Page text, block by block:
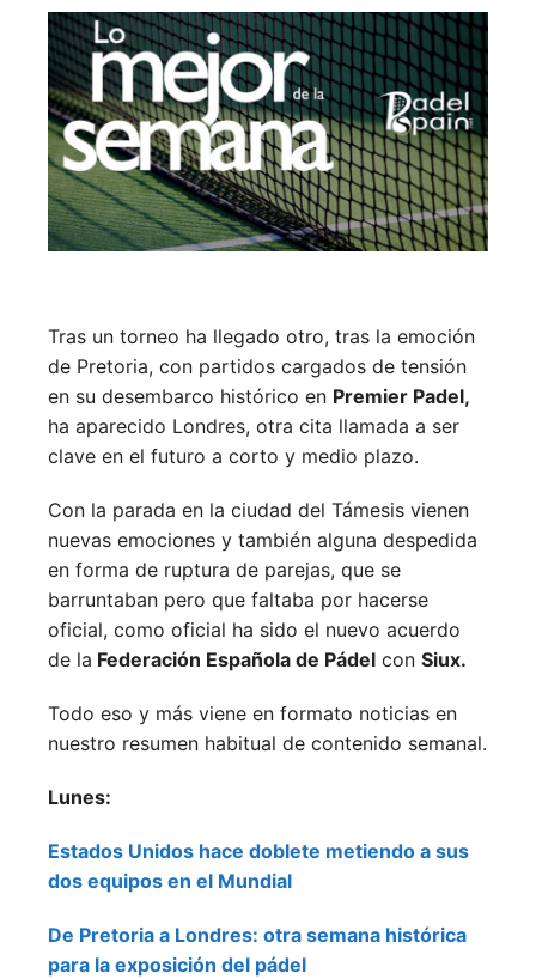
Tras un torneo ha llegado otro, tras la emoción
de Pretoria, con partidos cargados de tensión
en su desembarco histórico en Premier Padel,
ha aparecido Londres, otra cita llamada a ser
clave en el futuro a corto y medio plazo.
Con la parada en la ciudad del Támesis vienen
nuevas emociones y también alguna despedida
en forma de ruptura de parejas, que se
barruntaban pero que faltaba por hacerse
oficial, como oficial ha sido el nuevo acuerdo
de la Federación Española de Pádel con Siux.
Todo eso y más viene en formato noticias en
nuestro resumen habitual de contenido semanal.
Lunes:
Estados Unidos hace doblete metiendo a sus
dos equipos en el Mundial
De Pretoria a Londres: otra semana histórica
para la exposición del pádel